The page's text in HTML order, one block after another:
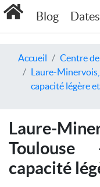
Blog
Accueil
Centre
Laure-
capacité légère
Laure-
capacité